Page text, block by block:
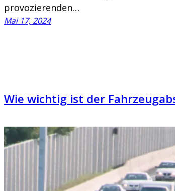
provozierenden…
Mai 17, 2024
Wie wichtig ist der